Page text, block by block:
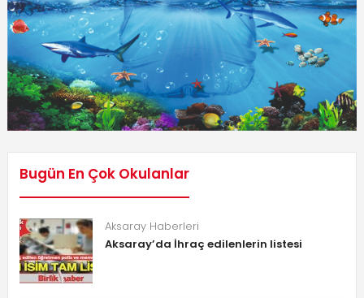
Bugün En Çok Okulanlar
Aksaray Haberleri
Aksaray’da İhraç edilenlerin listesi